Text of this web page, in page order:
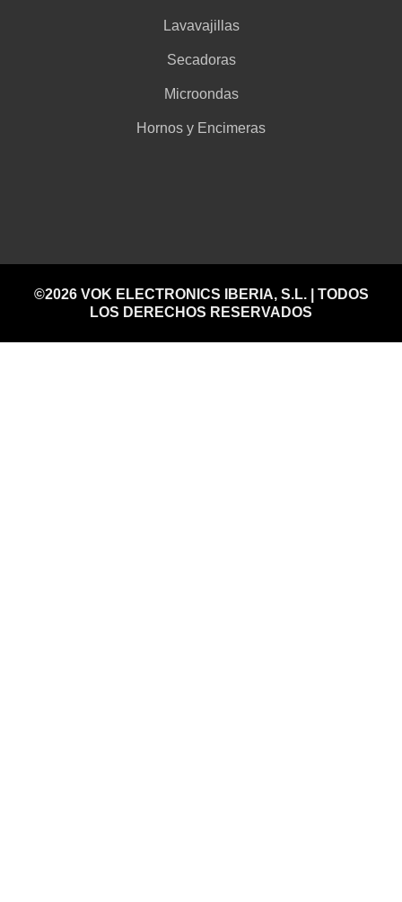
Lavavajillas
Secadoras
Microondas
Hornos y Encimeras
©2026 VOK ELECTRONICS IBERIA, S.L. | TODOS
LOS DERECHOS RESERVADOS